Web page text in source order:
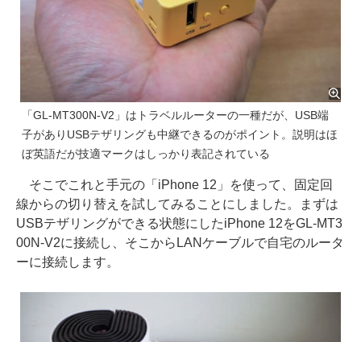
「GL-MT300N-V2」はトラベルルーターの一種だが、USB端
子がありUSBテザリングも中継できるのがポイント。説明はほ
ぼ英語だが技適マークはしっかり表記されている
そこでこれと手元の「iPhone 12」を使って、固定回
線からの切り替えを試してみることにしました。まずは
USBテザリングができる状態にしたiPhone 12をGL-MT3
00N-V2に接続し、そこからLANケーブルで自宅のルータ
ーに接続します。